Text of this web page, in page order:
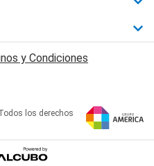
y Condiciones
los derechos